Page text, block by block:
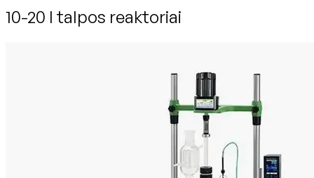
10-20 l talpos reaktoriai